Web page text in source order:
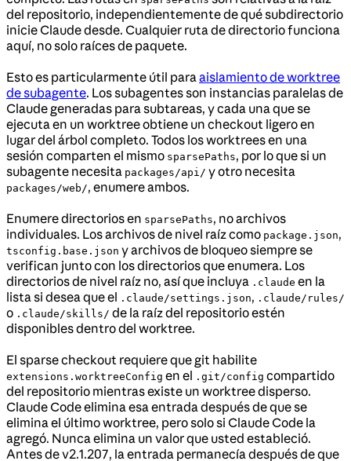
del repositorio, independientemente de qué subdirectorio
inicie Claude desde. Cualquier ruta de directorio funciona
aquí, no solo raíces de paquete.
Esto es particularmente útil para aislamiento de worktree
de subagente. Los subagentes son instancias paralelas de
Claude generadas para subtareas, y cada una que se
ejecuta en un worktree obtiene un checkout ligero en
lugar del árbol completo. Todos los worktrees en una
sesión comparten el mismo sparsePaths, por lo que si un
subagente necesita packages/api/ y otro necesita
packages/web/, enumere ambos.
Enumere directorios en sparsePaths, no archivos
individuales. Los archivos de nivel raíz como package.json,
tsconfig.base.json y archivos de bloqueo siempre se
verifican junto con los directorios que enumera. Los
directorios de nivel raíz no, así que incluya .claude en la
lista si desea que el .claude/settings.json, .claude/rules/
o .claude/skills/ de la raíz del repositorio estén
disponibles dentro del worktree.
El sparse checkout requiere que git habilite
extensions.worktreeConfig en el .git/config compartido
del repositorio mientras existe un worktree disperso.
Claude Code elimina esa entrada después de que se
elimina el último worktree, pero solo si Claude Code la
agregó. Nunca elimina un valor que usted estableció.
Antes de v2.1.207, la entrada permanecía después de que